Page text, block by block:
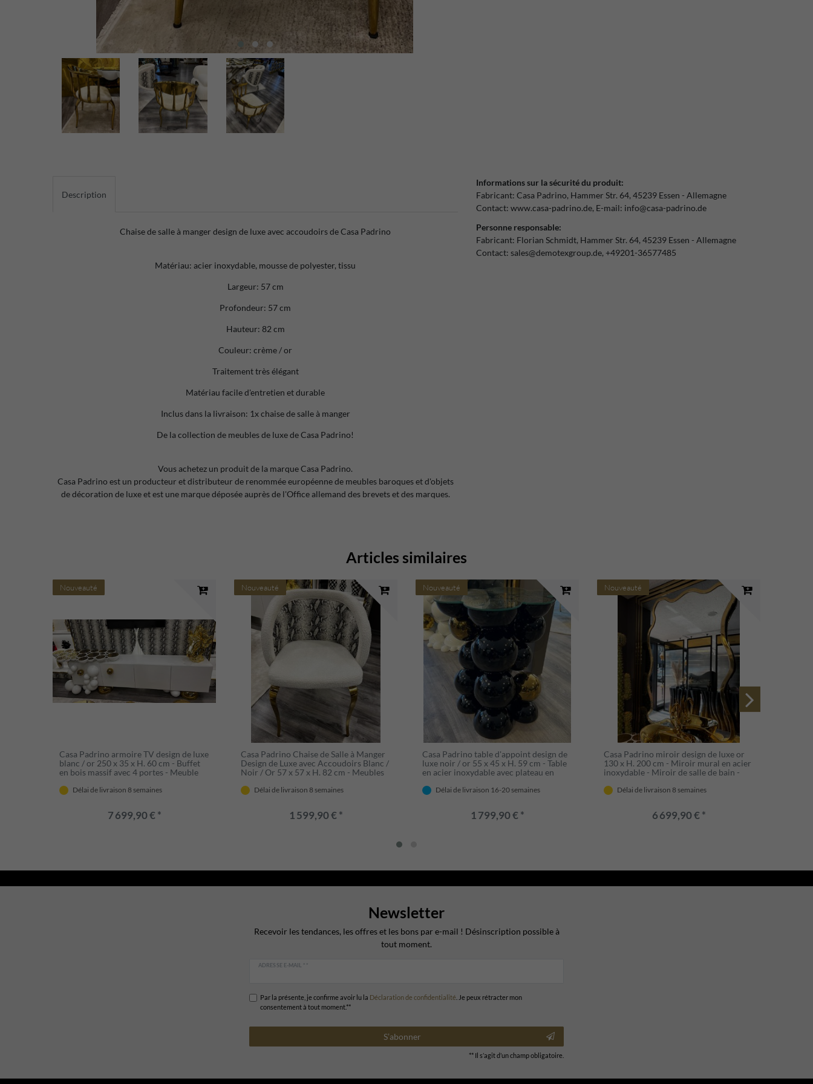
Description
Chaise de salle à manger design de luxe avec accoudoirs de Casa Padrino
Matériau: acier inoxydable, mousse de polyester, tissu
Largeur: 57 cm
Profondeur: 57 cm
Hauteur: 82 cm
Couleur: crème / or
Traitement très élégant
Matériau facile d'entretien et durable
Inclus dans la livraison: 1x chaise de salle à manger
De la collection de meubles de luxe de Casa Padrino!
Vous achetez un produit de la marque Casa Padrino.
Casa Padrino est un producteur et distributeur de renommée européenne de meubles baroques et d'objets
de décoration de luxe et est une marque déposée auprès de l'Office allemand des brevets et des marques.
Informations sur la sécurité du produit:
Fabricant: Casa Padrino Hammer Str. 64 45239 Essen
Allemagne
Contact: www.casa-padrino.de E-mail: info@casa-padrino.de
Personne responsable:
Fabricant: Florian Schmidt Hammer Str. 64 45239 Essen
Allemagne
Contact: sales@demotexgroup.de +49201-36577485
Articles similaires
Nouveauté
Casa Padrino armoire TV design de luxe
blanc / or 250 x 35 x H. 60 cm - Buffet
en bois massif avec 4 portes - Meuble
designDélai de livraison 8 semaines
7 699,90 € *
Nouveauté
Casa Padrino Chaise de Salle à Manger
Design de Luxe avec Accoudoirs Blanc /
Noir / Or 57 x 57 x H. 82 cm - Meubles
Meubles d'Hôtel & Restaurant Design
Délai de livraison 8 semaines
1 599,90 € *
Nouveauté
Casa Padrino table d'appoint design de
luxe noir / or 55 x 45 x H. 59 cm - Table
en acier inoxydable avec plateau en
luxe - Meuble d'hôtel - Meuble design
Délai de livraison 16-20 semaines
1 799,90 € *
Nouveauté
Casa Padrino miroir design de luxe or
130 x H. 200 cm - Miroir mural en acier
inoxydable - Miroir de salle de bain -
Meuble design
Délai de livraison 8 semaines
6 699,90 € *
Newsletter
Recevoir les tendances, les offres et les bons par e-mail ! Désinscription possible à
tout moment.
ADRESSE E-MAIL **
Par la présente, je confirme avoir lu la Déclaration de confidentialité . Je peux rétracter mon
consentement à tout moment.**
S’abonner
** Il s’agit d’un champ obligatoire.